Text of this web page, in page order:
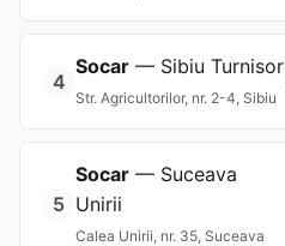
4
Socar — Sibiu Turnisor
Str. Agricultorilor, nr. 2-4, Sibiu
5
Socar — Suceava
Unirii
Calea Unirii, nr. 35, Suceava